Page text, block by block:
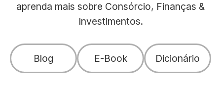
aprenda mais sobre Consórcio, Finanças &
Investimentos.
Blog E-Book Dicionário